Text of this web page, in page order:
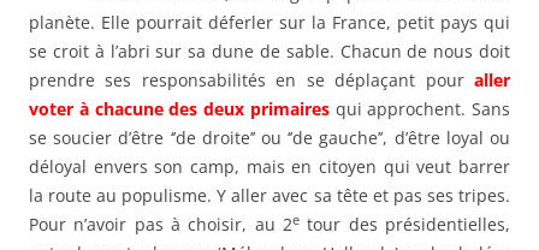
planète. Elle pourrait déferler sur la France, petit pays qui
se croit à l’abri sur sa dune de sable. Chacun de nous doit
prendre ses responsabilités en se déplaçant pour aller
voter à chacune des deux primairesqui approchent. Sans
se soucier d’être ‘’de droite’’ ou ‘’de gauche’’, d’être loyal ou
déloyal envers son camp, mais en citoyen qui veut barrer
la route au populisme. Y aller avec sa tête et pas ses tripes.
Pour n’avoir pas à choisir, au 2e tour des présidentielles,